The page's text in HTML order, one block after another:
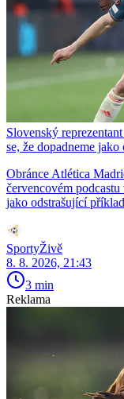
Slovenský
se, že dopadneme jako
Obránce Atlética
červencovém
jako odstrašující
SportyŽivě
8. 8. 2026, 21:43
3 min
Reklama